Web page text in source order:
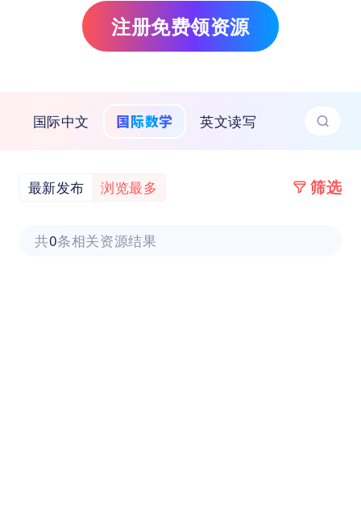
注册免费领资源
国际中文 国际数学 英文读写
最新发布 浏览最多 筛选
共0条相关资源结果